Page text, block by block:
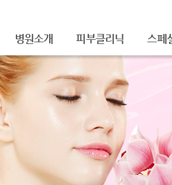
병원소개 피부클리닉 스페
의료진소개
진료안내
레이저장비소개
여드름자국/흉터
모공
주근깨/잡티
점/검버섯
문신제거
안면홍조
피부질환치료
FNS
물광
아쿠
백옥